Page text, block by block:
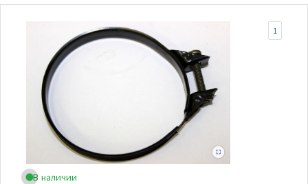
В наличии
1